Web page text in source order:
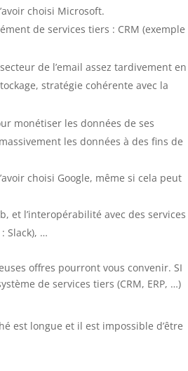
choisi Microsoft.
de services tiers : CRM (exemple
de l’email assez tardivement en
stratégie cohérente avec la
monétiser les données de ses
les données à des fins de
choisi Google, même si cela peut
et l’interopérabilité avec des services
Slack), …
offres pourront vous convenir. SI
de services tiers (CRM, ERP, …)
est longue et il est impossible d’être